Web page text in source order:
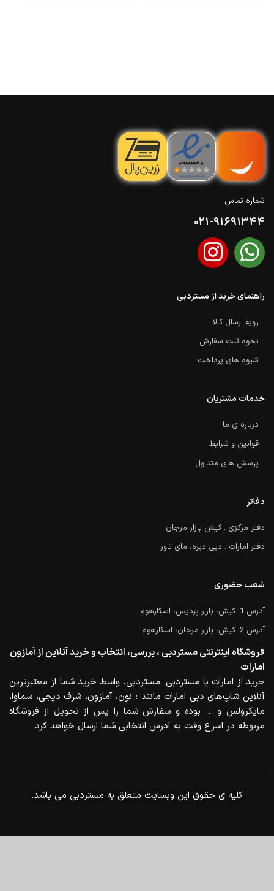
شماره تماس
021-91691344
راهنمای خرید از مستردبی
رویه ارسال کالا
نحوه ثبت سفارش
شیوه های پرداخت
خدمات مشتریان
درباره ی ما
قوانین و شرایط
پرسش های متداول
دفاتر
دفتر مرکزی : کیش بازار مرجان
دفتر امارات : دبی دیره، مای تاور
شعب حضوری
آدرس 1: کیش، بازار پردیس، اسکارهوم
آدرس 2: کیش، بازار مرجان، اسکارهوم
فروشگاه اینترنتی مستردبی ، بررسی، انتخاب و خرید آنلاین از آمازون
امارات
خرید از امارات با مستردبی. مستردبی، واسط خرید شما از معتبرترین
آنلاین شاپ‌های دبی امارات مانند : نون، آمازون، شرف دیجی، سماوا،
مایکرولس و … بوده و سفارش شما را پس از تحویل از فروشگاه
مربوطه در اسرع وقت به آدرس انتخابی شما ارسال خواهد کرد.
.کلیه ی حقوق این وبسایت متعلق به مستردبی می باشد